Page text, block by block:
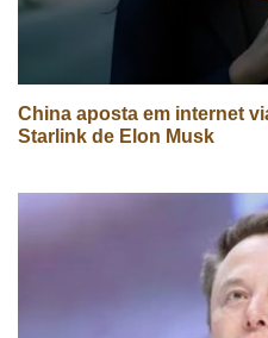
China aposta em internet
Starlink de Elon Musk